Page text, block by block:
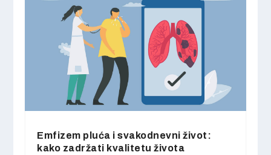
Emfizem pluća i svakodnevni život:
kako zadržati kvalitetu života